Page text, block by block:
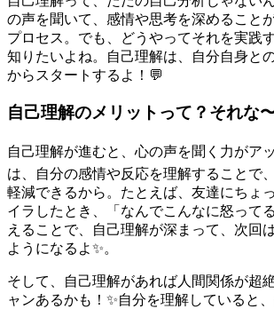
の声を聞いて、感情や思考を深めること
プロセス。でも、どうやってそれを実践
知りたいよね。自己理解は、自分自身と
からスタートするよ！💬
自己理解のメリットって？それな
自己理解が進むと、心の声を聞く力がア
は、自分の感情や反応を理解することで
軽減できるから。たとえば、友達にちょ
イラしたとき、「なんでこんなに怒って
えることで、自己理解が深まって、次回
ようになるよ✨。
そして、自己理解があれば人間関係が超
ャンあるかも！✨自分を理解していると